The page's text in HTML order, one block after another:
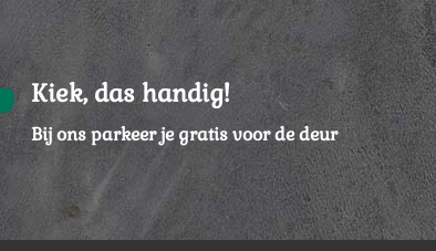
Kiek, das handig!
Bij ons parkeer je gratis voor de deur